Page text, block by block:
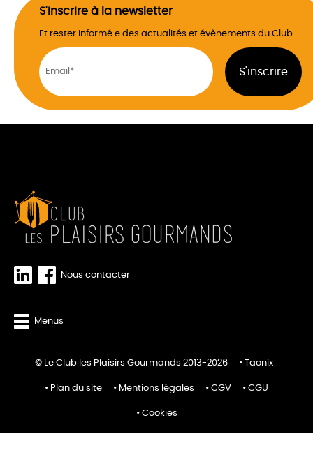
S'inscrire à la newsletter
Et rester informé.e des actualités et évènements du Club
Nous contacter
Menus
© Le Club les Plaisirs Gourmands 2013-2026 Taonix
Plan du site Mentions légales CGV CGU
Cookies